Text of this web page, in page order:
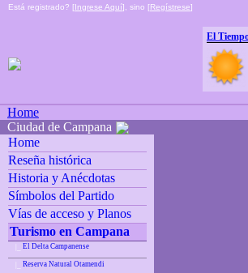
Está registrado? [Ingrese Aquí], sino [Regístrese]
El
Home
Ciudad de Campana
Home
Reseña histórica
Historia y Anécdotas
Símbolos del Partido
Vías de acceso y Planos
Turismo en Campana
El Delta Campanense
Reserva Natural Otamendi